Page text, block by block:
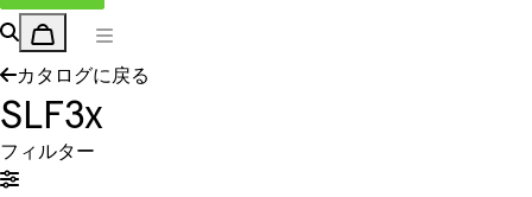
カタログに戻る
SLF3x
フィルター